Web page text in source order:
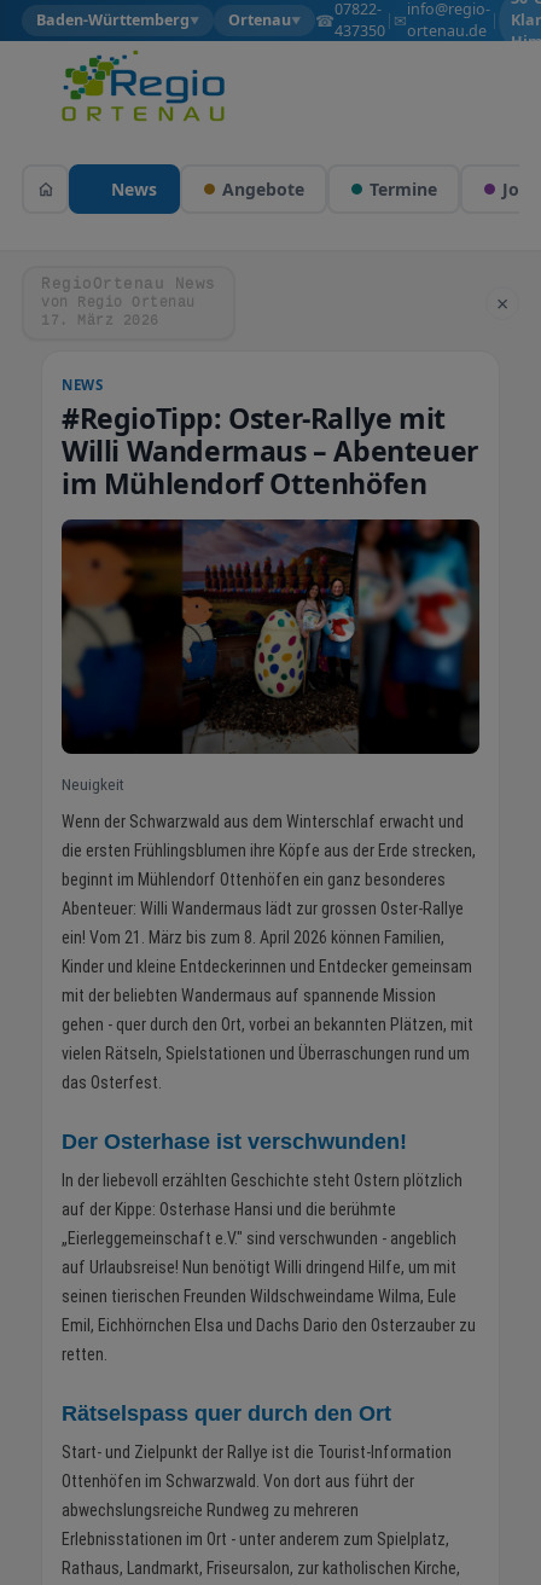
Baden-Württemberg▼ Ortenau▼ ☎07822-
437350
| ✉info@regio-
ortenau.de
|
News Angebote Termine Jobs
RegioOrtenau News
von Regio Ortenau
17. März 2026
×
NEWS
#RegioTipp: Oster-Rallye mit
Willi Wandermaus – Abenteuer
im Mühlendorf Ottenhöfen
Neuigkeit
Wenn der Schwarzwald aus dem Winterschlaf erwacht und
die ersten Frühlingsblumen ihre Köpfe aus der Erde strecken,
beginnt im Mühlendorf Ottenhöfen ein ganz besonderes
Abenteuer: Willi Wandermaus lädt zur grossen Oster-Rallye
ein! Vom 21. März bis zum 8. April 2026 können Familien,
Kinder und kleine Entdeckerinnen und Entdecker gemeinsam
mit der beliebten Wandermaus auf spannende Mission
gehen - quer durch den Ort, vorbei an bekannten Plätzen, mit
vielen Rätseln, Spielstationen und Überraschungen rund um
das Osterfest.
Der Osterhase ist verschwunden!
In der liebevoll erzählten Geschichte steht Ostern plötzlich
auf der Kippe: Osterhase Hansi und die berühmte
„Eierleggemeinschaft e.V." sind verschwunden - angeblich
auf Urlaubsreise! Nun benötigt Willi dringend Hilfe, um mit
seinen tierischen Freunden Wildschweindame Wilma, Eule
Emil, Eichhörnchen Elsa und Dachs Dario den Osterzauber zu
retten.
Rätselspass quer durch den Ort
Start- und Zielpunkt der Rallye ist die Tourist-Information
Ottenhöfen im Schwarzwald. Von dort aus führt der
abwechslungsreiche Rundweg zu mehreren
Erlebnisstationen im Ort - unter anderem zum Spielplatz,
Rathaus, Landmarkt, Friseursalon, zur katholischen Kirche,